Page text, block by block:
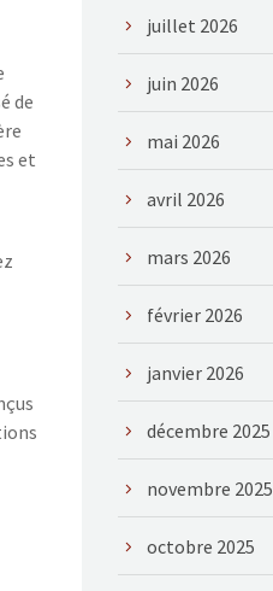
de
et
juillet 2026
juin 2026
mai 2026
avril 2026
mars 2026
février 2026
janvier 2026
décembre 2025
novembre 2025
octobre 2025